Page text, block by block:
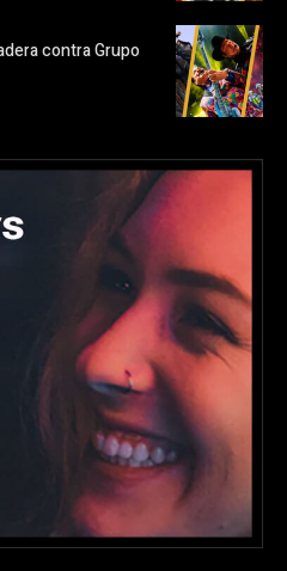
contra Grupo